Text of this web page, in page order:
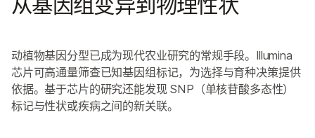
动植物基因分型已成为现代农业研究的常规手段。Illumina
芯片可高通量筛查已知基因组标记，为选择与育种决策提供
依据。基于芯片的研究还能发现 SNP（单核苷酸多态性）
标记与性状或疾病之间的新关联。